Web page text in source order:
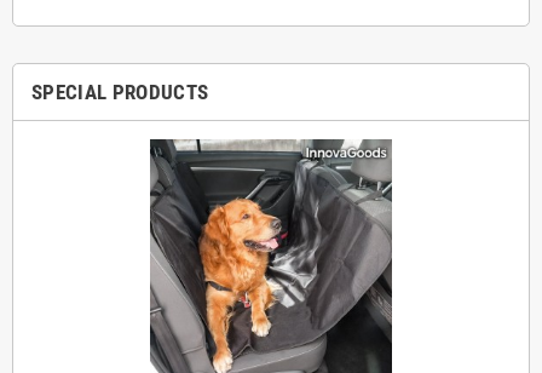
SPECIAL PRODUCTS